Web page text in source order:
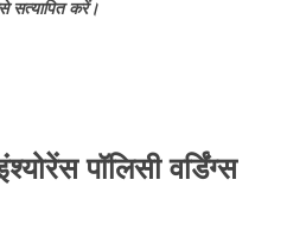
की नागरिकता
सत्यापित करें।
पॉलिसी वर्डिंग्स